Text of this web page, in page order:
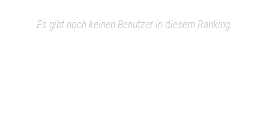
Es gibt noch keinen Benutzer in diesem Ranking.